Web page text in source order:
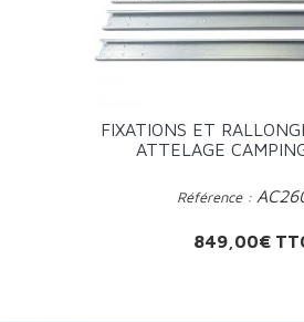
FIXATIONS ET
ATTELAGE
Référence :
Prix
849,00€